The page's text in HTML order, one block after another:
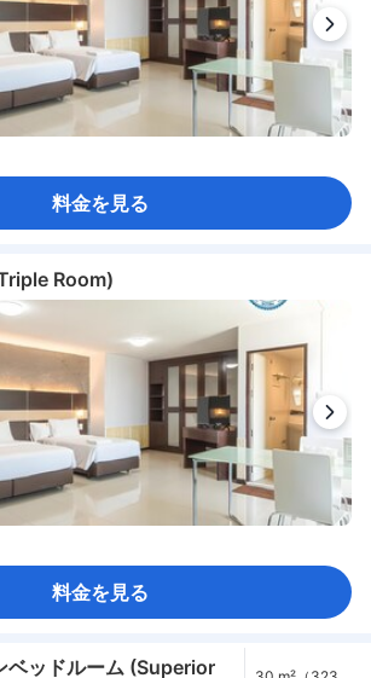
料金を見る
Room)
料金を見る
ベッドルーム (Superior